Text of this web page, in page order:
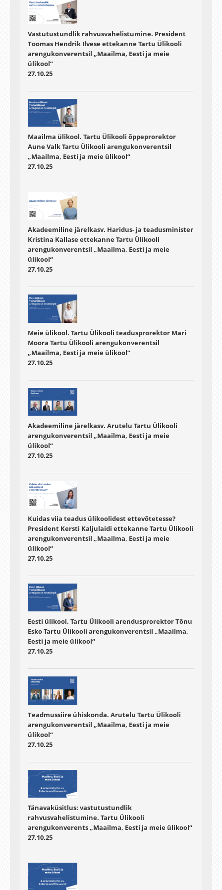
Vastutustundlik rahvusvahelistumine. President
Toomas Hendrik Ilvese ettekanne Tartu Ülikooli
arengukonverentsil „Maailma, Eesti ja meie
ülikool“
27.10.25
Maailma ülikool. Tartu Ülikooli õppeprorektor
Aune Valk Tartu Ülikooli arengukonverentsil
„Maailma, Eesti ja meie ülikool“
27.10.25
Akadeemiline järelkasv. Haridus- ja teadusminister
Kristina Kallase ettekanne Tartu Ülikooli
arengukonverentsil „Maailma, Eesti ja meie
ülikool“
27.10.25
Meie ülikool. Tartu Ülikooli teadusprorektor Mari
Moora Tartu Ülikooli arengukonverentsil
„Maailma, Eesti ja meie ülikool“
27.10.25
Akadeemiline järelkasv. Arutelu Tartu Ülikooli
arengukonverentsil „Maailma, Eesti ja meie
ülikool“
27.10.25
Kuidas viia teadus ülikoolidest ettevõtetesse?
President Kersti Kaljulaidi ettekanne Tartu Ülikooli
arengukonverentsil „Maailma, Eesti ja meie
ülikool“
27.10.25
Eesti ülikool. Tartu Ülikooli arendusprorektor Tõnu
Esko Tartu Ülikooli arengukonverentsil „Maailma,
Eesti ja meie ülikool“
27.10.25
Teadmussiire ühiskonda. Arutelu Tartu Ülikooli
arengukonverentsil „Maailma, Eesti ja meie
ülikool“
27.10.25
Tänavaküsitlus: vastutustundlik
rahvusvahelistumine. Tartu Ülikooli
arengukonverents „Maailma, Eesti ja meie ülikool“
27.10.25